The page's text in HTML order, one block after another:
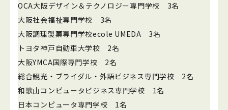
OCA大阪デザイン＆テクノロジー専門学校 3名
大阪社会福祉専門学校 3名
大阪調理製菓専門学校ecole UMEDA 3名
トヨタ神戸自動車大学校 2名
大阪YMCA国際専門学校 2名
総合観光・ブライダル・外語ビジネス専門学校 2名
和歌山コンピュータビジネス専門学校 1名
日本コンピュータ専門学校 1名